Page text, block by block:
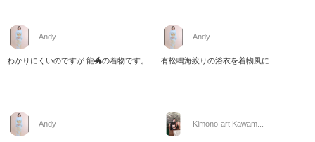
Andy
わかりにくいのですが 龍🐲の着物です。
Andy
有松鳴海絞りの浴衣を着物風に
Andy Kimono-art Kawam...